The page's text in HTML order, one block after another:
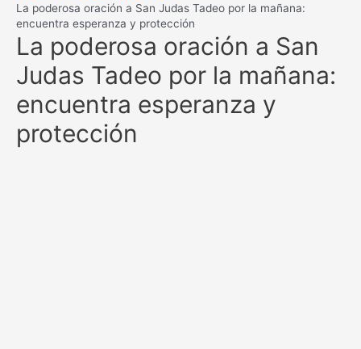
La poderosa oración a San Judas Tadeo por la mañana:
encuentra esperanza y protección
La poderosa oración a San
Judas Tadeo por la mañana:
encuentra esperanza y
protección